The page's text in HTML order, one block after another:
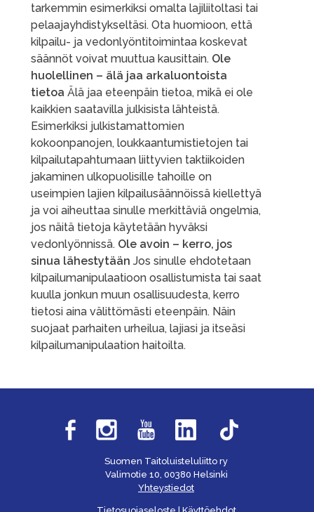
tarkemmin esimerkiksi omalta lajiliitoltasi tai
pelaajayhdistykseltäsi. Ota huomioon, että
kilpailu- ja vedonlyöntitoimintaa koskevat
säännöt voivat muuttua kausittain. Ole
huolellinen – älä jaa arkaluontoista
tietoa Älä jaa eteenpäin tietoa, mikä ei ole
kaikkien saatavilla julkisista lähteistä.
Esimerkiksi julkistamattomien
kokoonpanojen, loukkaantumistietojen tai
kilpailutapahtumaan liittyvien taktiikoiden
jakaminen ulkopuolisille tahoille on
useimpien lajien kilpailusäännöissä kiellettyä
ja voi aiheuttaa sinulle merkittäviä ongelmia,
jos näitä tietoja käytetään hyväksi
vedonlyönnissä. Ole avoin – kerro, jos
sinua lähestytään Jos sinulle ehdotetaan
kilpailumanipulaatioon osallistumista tai saat
kuulla jonkun muun osallisuudesta, kerro
tietosi aina välittömästi eteenpäin. Näin
suojaat parhaiten urheilua, lajiasi ja itseäsi
kilpailumanipulaation haitoilta.
Suomen Taitoluisteluliitto ry
Valimotie 10, 00380 Helsinki
Yhteystiedot